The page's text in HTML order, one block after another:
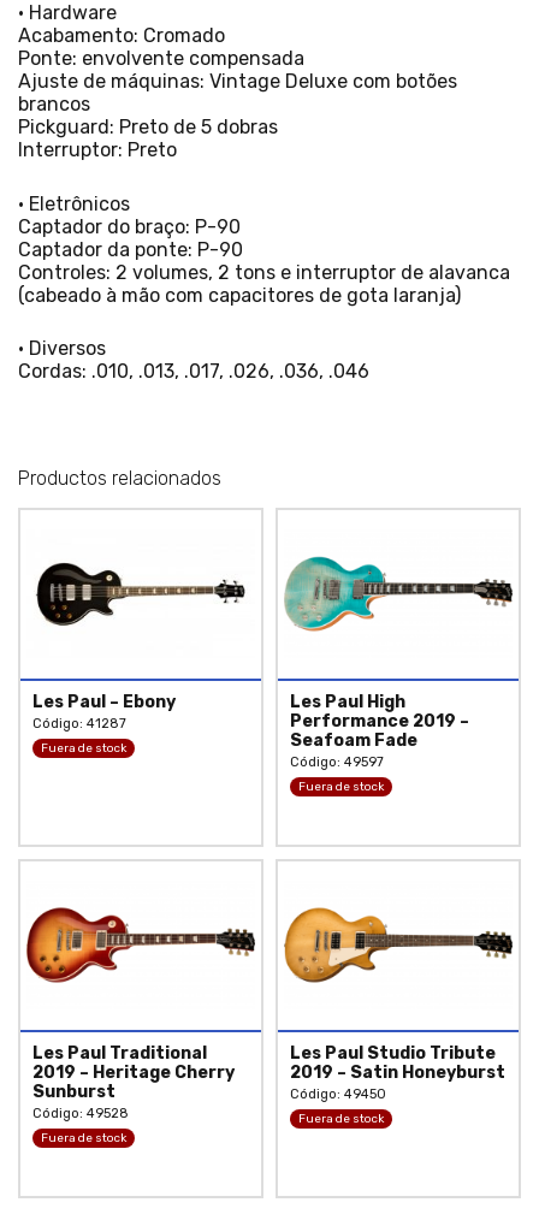
• Hardware
Acabamento: Cromado
Ponte: envolvente compensada
Ajuste de máquinas: Vintage Deluxe com botões
brancos
Pickguard: Preto de 5 dobras
Interruptor: Preto
• Eletrônicos
Captador do braço: P-90
Captador da ponte: P-90
Controles: 2 volumes, 2 tons e interruptor de alavanca
(cabeado à mão com capacitores de gota laranja)
• Diversos
Cordas: .010, .013, .017, .026, .036, .046
Productos relacionados
Les Paul – Ebony
Código: 41287
Fuera de stock
Les Paul High
Performance 2019 –
Seafoam Fade
Código: 49597
Fuera de stock
Les Paul Traditional
2019 – Heritage Cherry
Sunburst
Código: 49528
Fuera de stock
Les Paul Studio Tribute
2019 – Satin Honeyburst
Código: 49450
Fuera de stock